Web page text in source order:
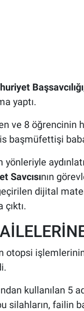
Başsavcılığı
yaptı.
ve 8 öğrencinin
başmüfettişi
yönleriyle
Savcısının
dijital
otopsi
kullanılan 5
silahların, failin